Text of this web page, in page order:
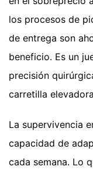
los procesos de
de entrega son
beneficio. Es un
precisión
carretilla
La supervivencia
capacidad de
cada semana. Lo